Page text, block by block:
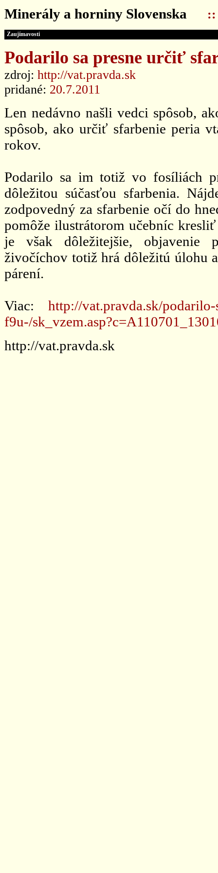
Minerály a horniny Slovenska ::
Zaujímavosti
Podarilo sa presne určiť
zdroj: http://vat.pravda.sk
pridané: 20.7.2011
Len nedávno našli vedci spôsob,
spôsob, ako určiť sfarbenie peria
rokov.
Podarilo sa im totiž vo fosíliách
dôležitou súčasťou sfarbenia.
zodpovedný za sfarbenie očí do
pomôže ilustrátorom učebníc
je však dôležitejšie, objavenie
živočíchov totiž hrá dôležitú úlohu
párení.
Viac: http://vat.pravda.sk/
f9u-/
http://vat.pravda.sk